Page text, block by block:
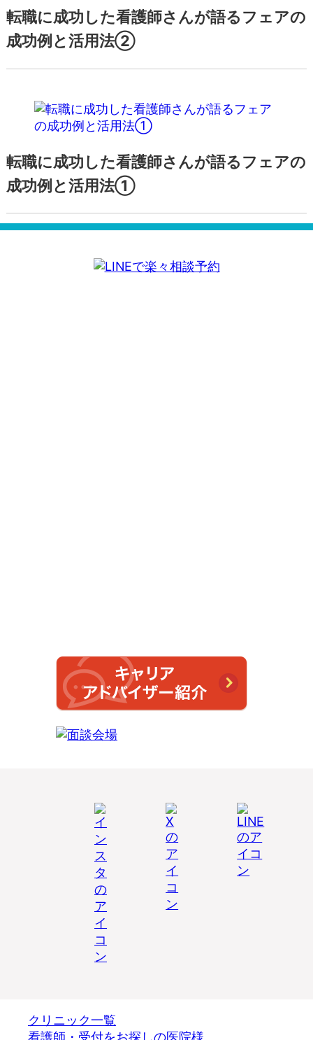
転職に成功した看護師さんが語るフェアの
成功例と活用法②
転職に成功した看護師さんが語るフェアの
成功例と活用法①
クリニック一覧
看護師・受付をお探しの医院様